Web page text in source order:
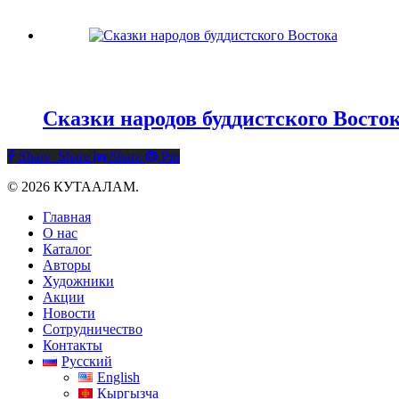
Сказки народов буддистского
Share Share Share
Pin
© 2026 КУТААЛАМ.
Close
Menu
Главная
О нас
Каталог
Авторы
Художники
Акции
Новости
Сотрудничество
Контакты
Русский
English
Кыргызча